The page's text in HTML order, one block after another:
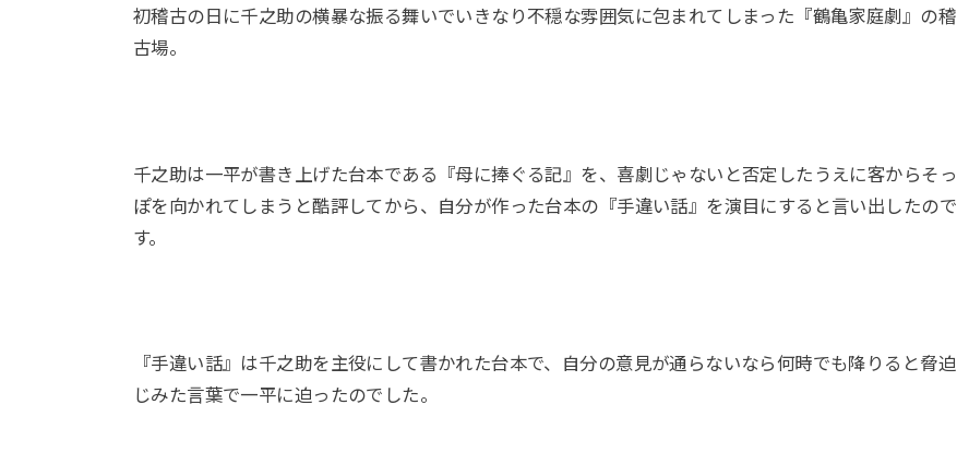
初稽古の日に千之助の横暴な振る舞いでいきなり不穏な雰囲気に包まれてしまった『鶴亀家庭劇』の稽
古場。
千之助は一平が書き上げた台本である『母に捧ぐる記』を、喜劇じゃないと否定したうえに客からそっ
ぽを向かれてしまうと酷評してから、自分が作った台本の『手違い話』を演目にすると言い出したので
す。
『手違い話』は千之助を主役にして書かれた台本で、自分の意見が通らないなら何時でも降りると脅迫
じみた言葉で一平に迫ったのでした。